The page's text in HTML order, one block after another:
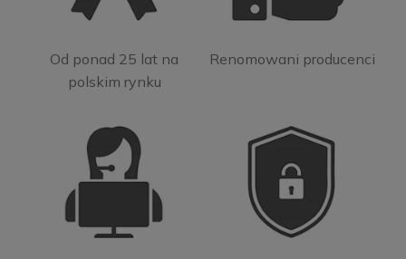
Od ponad 25 lat na
polskim rynku
Renomowani producenci